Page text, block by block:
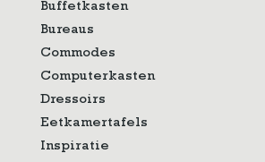
Buffetkasten
Bureaus
Commodes
Computerkasten
Dressoirs
Eetkamertafels
Inspiratie